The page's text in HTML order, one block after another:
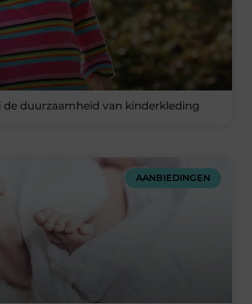
de duurzaamheid van kinderkleding
AANBIEDINGEN